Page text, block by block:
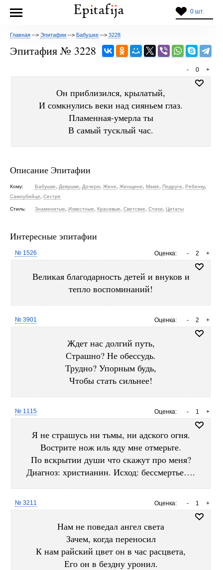
0 шт.
Главная --> Эпитафии --> Бабушке --> 3228
Эпитафия № 3228
+
0
-
Он приблизился, крылатый,
И сомкнулись веки над сияньем глаз.
Пламенная-умерла ты
В самый тусклый час.
Описание Эпитафии
Кому: Бабушке Девушке Дочери Жене Женщине Маме Подруге Ребенку,
Самоубийце
Сестре
Стиль: Знаменитые Известные Красивые Светские Стихи Цитаты
Интересные эпитафии
Оценка: +
2
-
№ 1526
Великая благодарность детей и внуков и
тепло воспоминаний!
Оценка: +
2
-
№ 3901
Ждет нас долгий путь,
Страшно? Не обессудь.
Трудно? Упорным будь,
Чтобы стать сильнее!
Оценка: +
1
-
№ 1115
Я не страшусь ни тьмы, ни адского огня.
Вострите нож иль яду мне отмерьте.
По вскрытии души что скажут про меня?
Диагноз: христианин. Исход: бессмертье….
Оценка: +
1
-
№ 3211
Нам не поведал ангел света
Зачем, когда переносил
К нам райский цвет он в час расцвета,
Его он в бездну уронил.